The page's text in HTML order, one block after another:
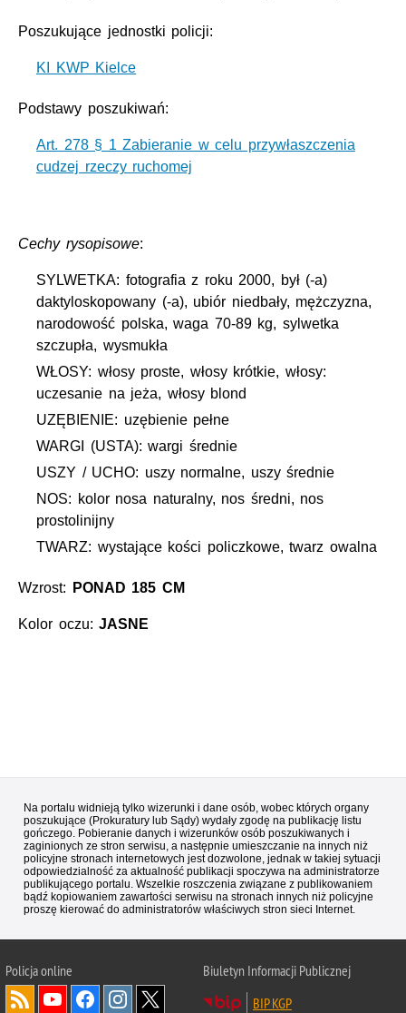
Poszukujące jednostki policji:
KI KWP Kielce
Podstawy poszukiwań:
Art. 278 § 1 Zabieranie w celu przywłaszczenia
cudzej rzeczy ruchomej
Cechy rysopisowe:
SYLWETKA: fotografia z roku 2000, był (-a)
daktyloskopowany (-a), ubiór niedbały, mężczyzna,
narodowość polska, waga 70-89 kg, sylwetka
szczupła, wysmukła
WŁOSY: włosy proste, włosy krótkie, włosy:
uczesanie na jeża, włosy blond
UZĘBIENIE: uzębienie pełne
WARGI (USTA): wargi średnie
USZY / UCHO: uszy normalne, uszy średnie
NOS: kolor nosa naturalny, nos średni, nos
prostolinijny
TWARZ: wystające kości policzkowe, twarz owalna
Wzrost: PONAD 185 CM
Kolor oczu:JASNE
Na portalu widnieją tylko wizerunki i dane osób, wobec których organy
poszukujące (Prokuratury lub Sądy) wydały zgodę na publikację listu
gończego. Pobieranie danych i wizerunków osób poszukiwanych i
zaginionych ze stron serwisu, a następnie umieszczanie na innych niż
policyjne stronach internetowych jest dozwolone, jednak w takiej sytuacji
odpowiedzialność za aktualność publikacji spoczywa na administratorze
publikującego portalu. Wszelkie roszczenia związane z publikowaniem
bądź kopiowaniem zawartości serwisu na stronach innych niż policyjne
proszę kierować do administratorów właściwych stron sieci Internet.
Policjaonline
Biuletyn Informacji Publicznej
BIP KGP